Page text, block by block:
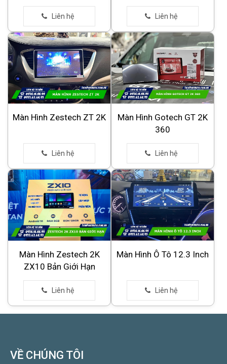
Màn Hình Zestech ZT 2K
Màn Hình Gotech GT 2K
360
Màn Hình Zestech 2K
ZX10 Bản Giới Hạn
Màn Hình Ô Tô 12.3 Inch
VỀ CHÚNG TÔI